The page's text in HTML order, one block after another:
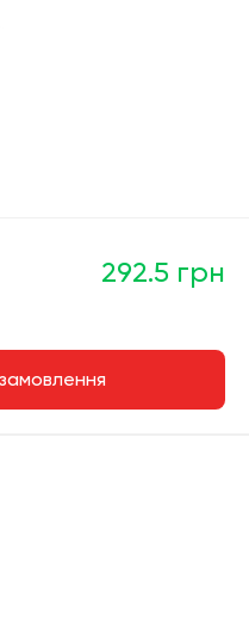
292.5 грн